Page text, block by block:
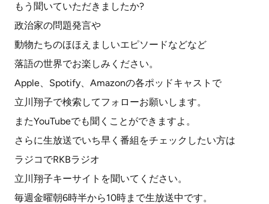
もう聞いていただきましたか?
政治家の問題発言や
動物たちのほほえましいエピソードなどなど
落語の世界でお楽しみください。
Apple、Spotify、Amazonの各ポッドキャストで
立川翔子で検索してフォローお願いします。
またYouTubeでも聞くことができますよ。
さらに生放送でいち早く番組をチェックしたい方は
ラジコでRKBラジオ
立川翔子キーサイトを聞いてください。
毎週金曜朝6時半から10時まで生放送中です。